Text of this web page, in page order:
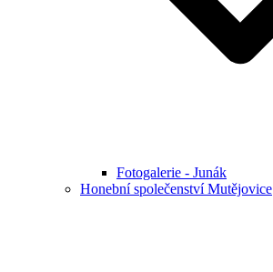
Fotogalerie - Junák
Honební společenství Mutějovice